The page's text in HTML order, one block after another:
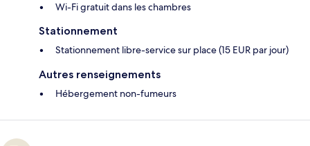
Wi-Fi gratuit dans les chambres
Stationnement
Stationnement libre-service sur place (15 EUR par jour)
Autres renseignements
Hébergement non-fumeurs